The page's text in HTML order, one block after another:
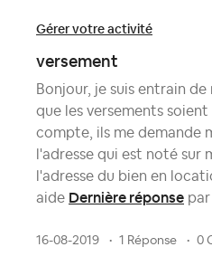
Gérer votre activité
versement
Bonjour, je suis entrain
que les versements
compte, ils me demande
l'adresse qui est noté sur
l'adresse du bien en
aide Dernière réponse par
16-08-2019 1 Réponse 0